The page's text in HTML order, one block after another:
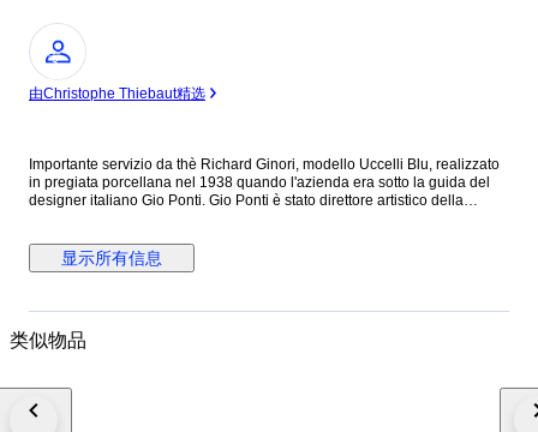
专
家
由Christophe Thiebaut精选
Importante servizio da thè Richard Ginori, modello Uccelli Blu, realizzato
in pregiata porcellana nel 1938 quando l'azienda era sotto la guida del
designer italiano Gio Ponti. Gio Ponti è stato direttore artistico della
semplici e decori figurati, coniugando artigianato e industria. I rari modelli
realizzati in questo periodo dagli artisti di Doccia rappresentano la storia
stupenda decorazione con Uccelli stilizzati rifinito a mano. Composizione:
Articolo esclusivo per tavole eleganti e di lusso; un vero e proprio oggetto
显示所有信息
类似物品